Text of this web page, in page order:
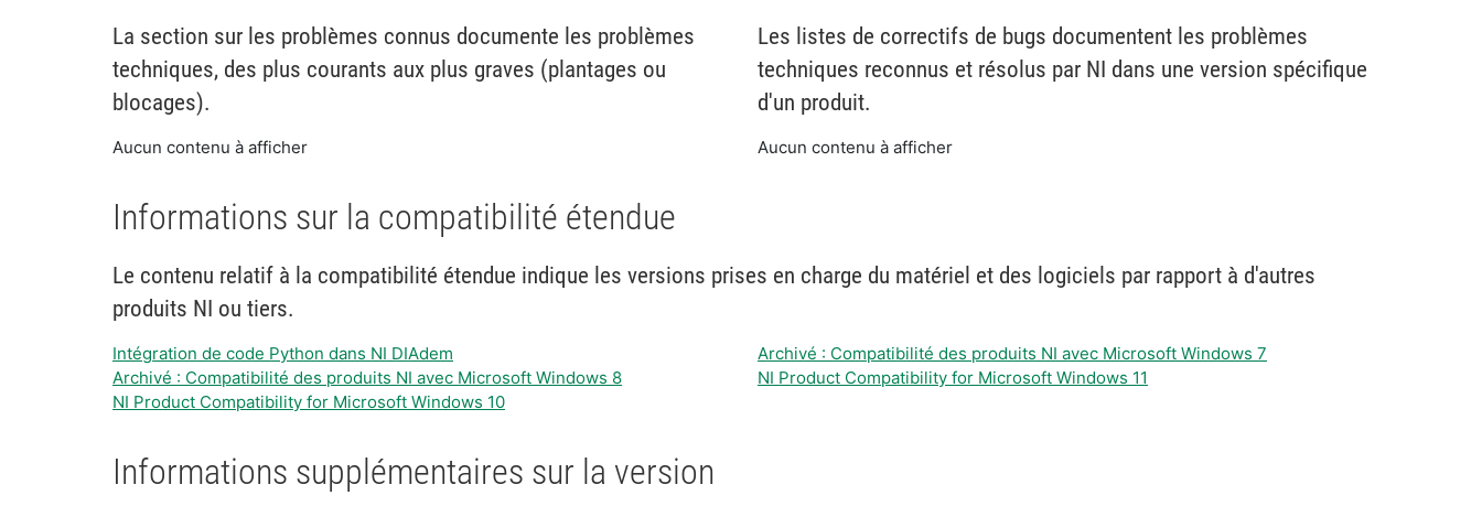
La section sur les problèmes connus documente les problèmes
techniques, des plus courants aux plus graves (plantages ou
blocages).
Aucun contenu à afficher
Les listes de correctifs de bugs documentent les problèmes
techniques reconnus et résolus par NI dans une version spécifique
d'un produit.
Aucun contenu à afficher
Informations sur la compatibilité étendue
Le contenu relatif à la compatibilité étendue indique les versions prises en charge du matériel et des logiciels par rapport à d'autres
produits NI ou tiers.
Intégration de code Python dans NI DIAdem
Archivé : Compatibilité des produits NI avec Microsoft Windows 7
Archivé : Compatibilité des produits NI avec Microsoft Windows 8
NI Product Compatibility for Microsoft Windows 11
NI Product Compatibility for Microsoft Windows 10
Informations supplémentaires sur la version